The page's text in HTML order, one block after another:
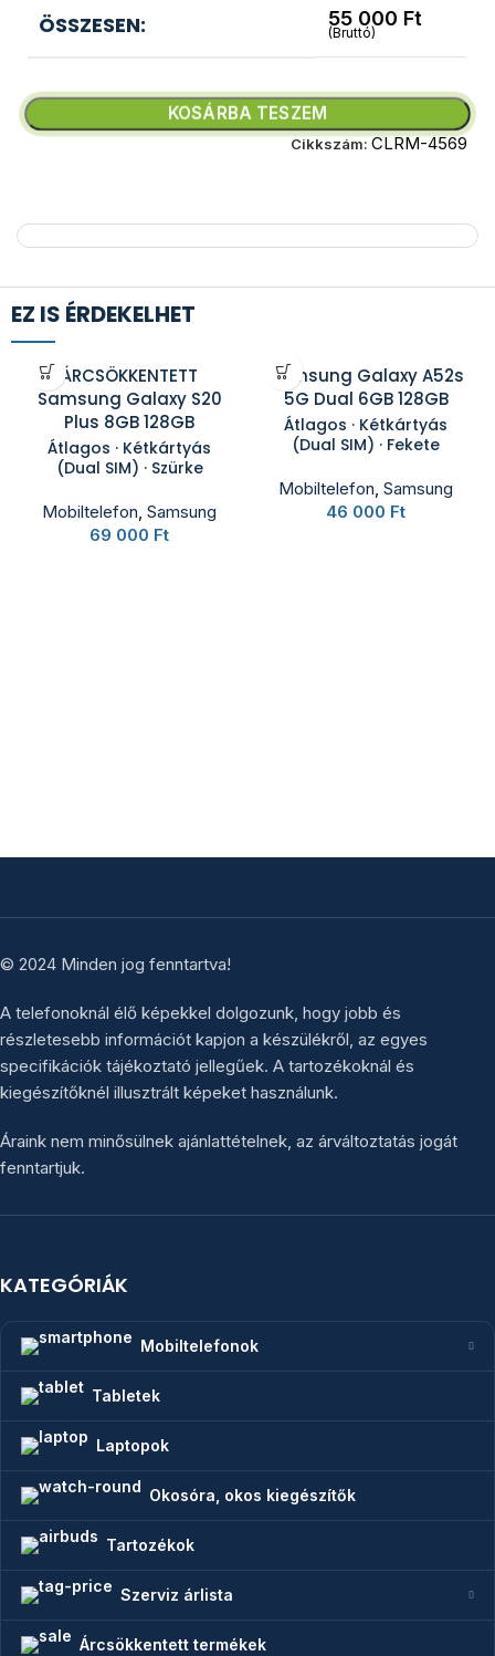
ÖSSZESEN: 55 000 Ft
(Bruttó)
KOSÁRBA TESZEM
Cikkszám: CLRM-4569
EZ IS ÉRDEKELHET
ÁRCSÖKKENTETT
Samsung Galaxy S20
Plus 8GB 128GB
Átlagos · Kétkártyás
(Dual SIM) · Szürke
Mobiltelefon, Samsung
69 000 Ft
Samsung Galaxy A52s
5G Dual 6GB 128GB
Átlagos · Kétkártyás
(Dual SIM) · Fekete
Mobiltelefon, Samsung
46 000 Ft
© 2024 Minden jog fenntartva!
A telefonoknál élő képekkel dolgozunk, hogy jobb és
részletesebb információt kapjon a készülékről, az egyes
specifikációk tájékoztató jellegűek. A tartozékoknál és
kiegészítőknél illusztrált képeket használunk.
Áraink nem minősülnek ajánlattételnek, az árváltoztatás jogát
fenntartjuk.
KATEGÓRIÁK
Mobiltelefonok
Tabletek
Laptopok
Okosóra, okos kiegészítők
Tartozékok
Szerviz árlista
Árcsökkentett termékek